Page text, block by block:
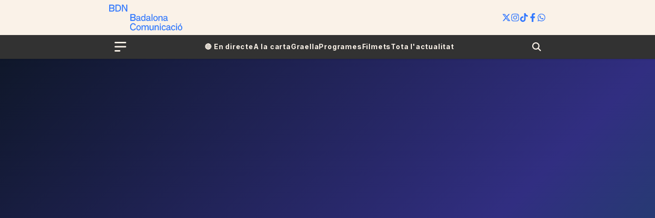
Menu
🔴​​ En directeA la cartaGraellaProgramesFilmetsTota l'actualitat Search